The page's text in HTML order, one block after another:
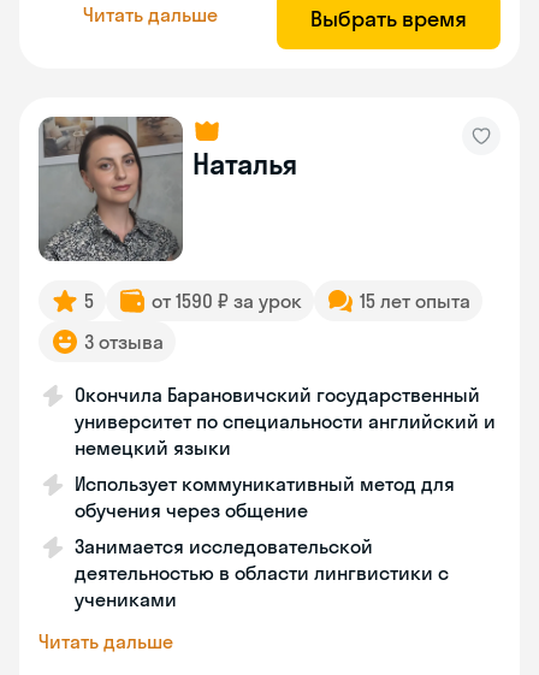
Читать дальше Выбрать время
Наталья
5 от 1590 ₽ за урок
15 лет опыта
3 отзыва
Окончила Барановичский государственный
университет по специальности английский и
немецкий языки
Использует коммуникативный метод для
обучения через общение
Занимается исследовательской
деятельностью в области лингвистики с
учениками
Читать дальше